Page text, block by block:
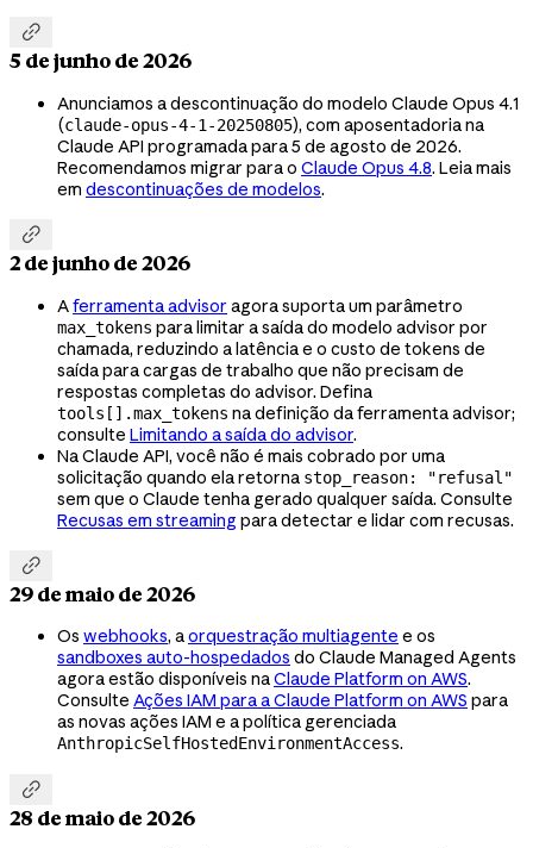

5 de junho de 2026
Anunciamos a descontinuação do modelo Claude Opus 4.1
(claude-opus-4-1-20250805), com aposentadoria na
Claude API programada para 5 de agosto de 2026.
Recomendamos migrar para o Claude Opus 4.8. Leia mais
em descontinuações de modelos.

2 de junho de 2026
Aferramenta advisor agora suporta um parâmetro
max_tokens para limitar a saída do modelo advisor por
chamada, reduzindo a latência e o custo de tokens de
saída para cargas de trabalho que não precisam de
respostas completas do advisor. Defina
tools[].max_tokens na definição da ferramenta advisor;
consulte Limitando a saída do advisor.
Na Claude API, você não é mais cobrado por uma
solicitação quando ela retorna stop_reason: "refusal"
sem que o Claude tenha gerado qualquer saída. Consulte
Recusas em streaming para detectar e lidar com recusas.

29 de maio de 2026
Os webhooks, aorquestração multiagente e os
sandboxes auto-hospedados do Claude Managed Agents
agora estão disponíveis naClaude Platform on AWS.
Consulte Ações IAM para a Claude Platform on AWS para
as novas ações IAM e a política gerenciada
AnthropicSelfHostedEnvironmentAccess.

28 de maio de 2026